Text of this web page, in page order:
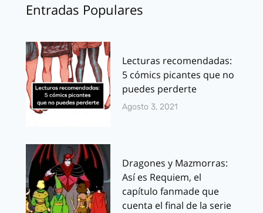
Entradas Populares
Lecturas recomendadas:
5 cómics picantes que no
puedes perderte
Agosto 3, 2021
Dragones y Mazmorras:
Así es Requiem, el
capítulo fanmade que
cuenta el final de la serie